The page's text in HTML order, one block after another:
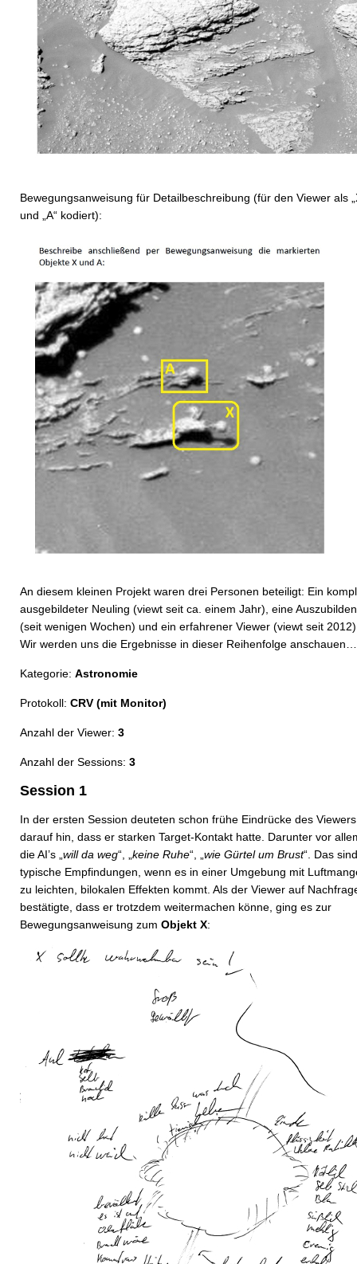
Bewegungsanweisung für Detailbeschreibung (für den Viewer als
und „A“ kodiert):
An diesem kleinen Projekt waren drei Personen beteiligt: Ein
ausgebildeter Neuling (viewt seit ca. einem Jahr), eine
(seit wenigen Wochen) und ein erfahrener Viewer (viewt seit
Wir werden uns die Ergebnisse in dieser Reihenfolge anschauen…
Kategorie: Astronomie
Protokoll: CRV (mit Monitor)
Anzahl der Viewer: 3
Anzahl der Sessions: 3
Session 1
In der ersten Session deuteten schon frühe Eindrücke des Viewers
darauf hin, dass er starken Target-Kontakt hatte. Darunter vor
die AI’s „ will da weg“, „ keine Ruhe“, „ wie Gürtel um Brust“. Das sind
typische Empfindungen, wenn es in einer Umgebung mit
zu leichten, bilokalen Effekten kommt. Als der Viewer auf
bestätigte, dass er trotzdem weitermachen könne, ging es zur
Bewegungsanweisung zum Objekt X: